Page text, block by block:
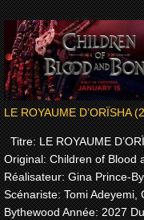
LE ROYAUME D’ORÏSHA
Titre: LE ROYAUME
Original: Children of Blood
Réalisateur: Gina Prince-
Scénariste: Tomi Adeyemi,
Bythewood Année: 2027